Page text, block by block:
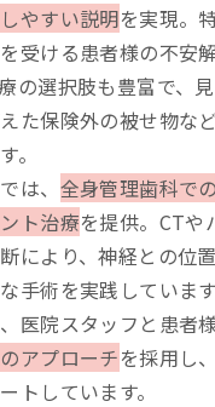
やすい説明を実現。
受ける患者様の不安
の選択肢も豊富で、
た保険外の被せ物な
。
は、 全身管理歯科で
ト治療を提供。CTや
により、神経との位
手術を実践していま
医院スタッフと患者
アプローチを採用し
トしています。